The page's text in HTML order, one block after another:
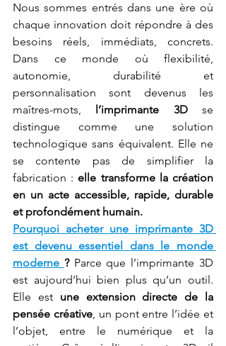
Nous sommes entrés dans une ère où
chaque innovation doit répondre à des
besoins réels, immédiats, concrets.
Dans ce monde où flexibilité,
autonomie, durabilité et
personnalisation sont devenus les
maîtres-mots,
l’imprimante 3D se
distingue comme une solution
technologique sans équivalent. Elle ne
se contente pas de simplifier la
fabrication : elle transforme la création
en un acte accessible, rapide, durable
et profondément humain.
Pourquoi acheter une imprimante 3D
est devenu essentiel dans le monde
moderne ? Parce que l’imprimante 3D
est aujourd’hui bien plus qu’un outil.
Elle est une extension directe de la
pensée créative, un pont entre l’idée et
l’objet, entre le numérique et la